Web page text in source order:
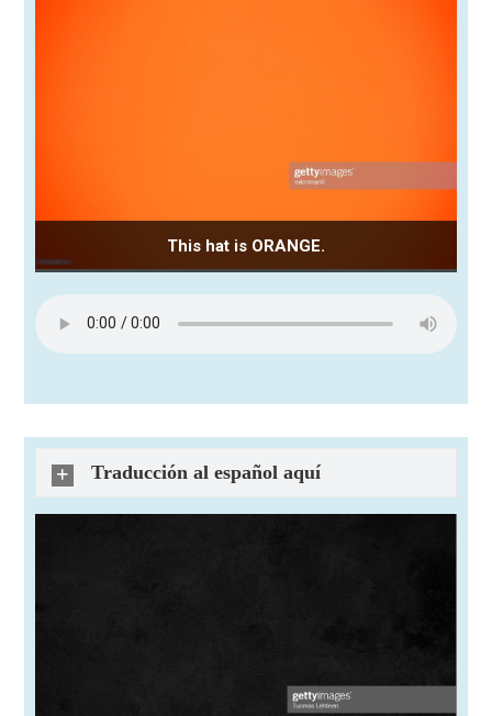
This hat is ORANGE.
Traducción al español aquí